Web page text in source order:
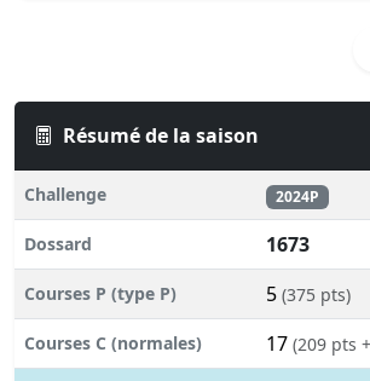
Résumé de la saison
Challenge 2024P
Dossard 1673
Courses P (type P) 5 (375 pts)
Courses C (normales) 17 (209 pts